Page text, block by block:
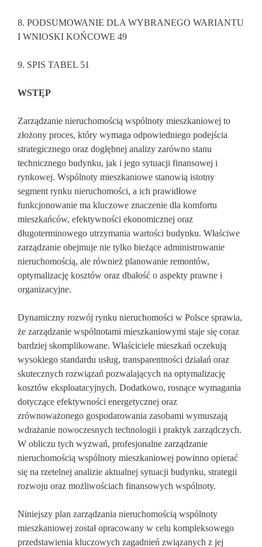
8. PODSUMOWANIE DLA WYBRANEGO WARIANTU
I WNIOSKI KOŃCOWE 49
9. SPIS TABEL 51
WSTĘP
Zarządzanie nieruchomością wspólnoty mieszkaniowej to
złożony proces, który wymaga odpowiedniego podejścia
strategicznego oraz dogłębnej analizy zarówno stanu
technicznego budynku, jak i jego sytuacji finansowej i
rynkowej. Wspólnoty mieszkaniowe stanowią istotny
segment rynku nieruchomości, a ich prawidłowe
funkcjonowanie ma kluczowe znaczenie dla komfortu
mieszkańców, efektywności ekonomicznej oraz
długoterminowego utrzymania wartości budynku. Właściwe
zarządzanie obejmuje nie tylko bieżące administrowanie
nieruchomością, ale również planowanie remontów,
optymalizację kosztów oraz dbałość o aspekty prawne i
organizacyjne.
Dynamiczny rozwój rynku nieruchomości w Polsce sprawia,
że zarządzanie wspólnotami mieszkaniowymi staje się coraz
bardziej skomplikowane. Właściciele mieszkań oczekują
wysokiego standardu usług, transparentności działań oraz
skutecznych rozwiązań pozwalających na optymalizację
kosztów eksploatacyjnych. Dodatkowo, rosnące wymagania
dotyczące efektywności energetycznej oraz
zrównoważonego gospodarowania zasobami wymuszają
wdrażanie nowoczesnych technologii i praktyk zarządczych.
W obliczu tych wyzwań, profesjonalne zarządzanie
nieruchomością wspólnoty mieszkaniowej powinno opierać
się na rzetelnej analizie aktualnej sytuacji budynku, strategii
rozwoju oraz możliwościach finansowych wspólnoty.
Niniejszy plan zarządzania nieruchomością wspólnoty
mieszkaniowej został opracowany w celu kompleksowego
przedstawienia kluczowych zagadnień związanych z jej